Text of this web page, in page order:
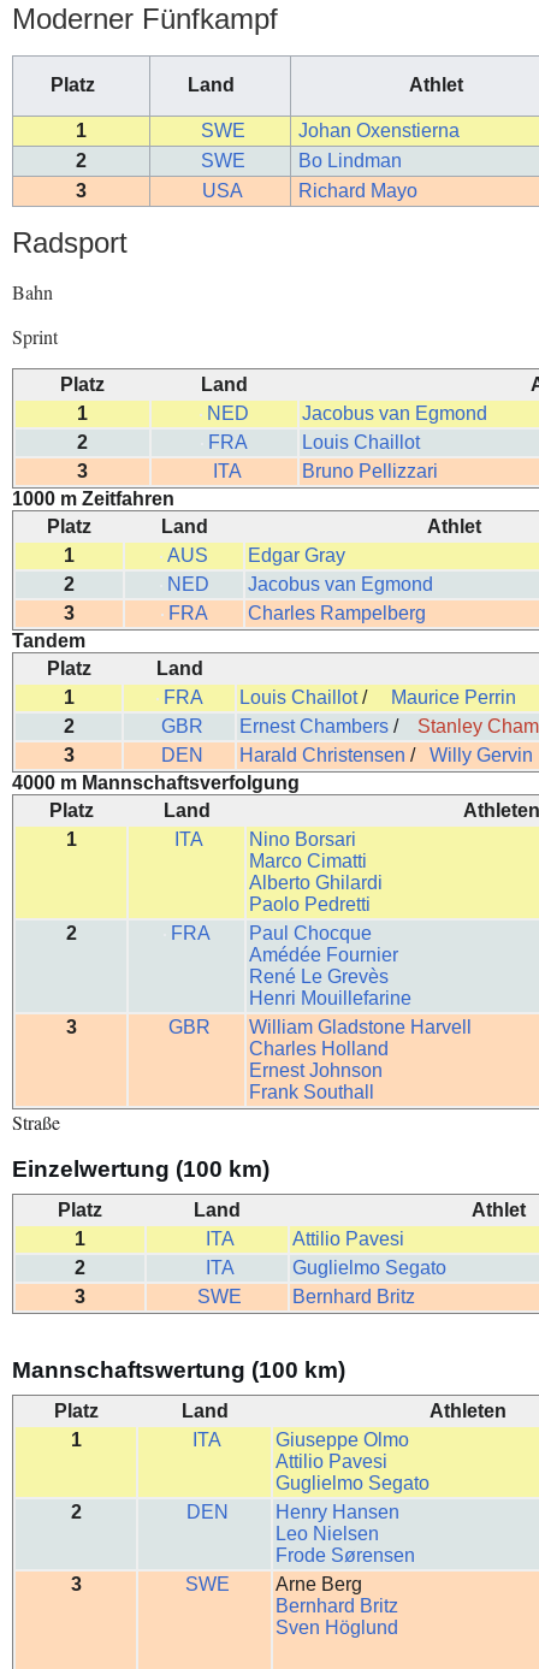
Moderner Fünfkampf
Platz Land Athlet
1 SWE
Johan Oxenstierna
2
SWE
Bo Lindman
3
USA Richard Mayo
Radsport
Bahn
Sprint
Platz Land
1
NED
Jacobus van Egmond
2
FRA
Louis Chaillot
3
ITA
Bruno Pellizzari
1000 m Zeitfahren
Platz
Land
Athlet
1
AUS
Edgar Gray
2
NED
Jacobus van Egmond
3
FRA
Charles Rampelberg
Tandem
Platz
Land
1
FRA Louis Chaillot/
Maurice Perrin
2
GBR Ernest Chambers / Stanley
3
DEN Harald Christensen / Willy Gervin
4000 m Mannschaftsverfolgung
Platz
Land
Athleten
1
ITA
Nino Borsari
Marco Cimatti
Alberto Ghilardi
Paolo Pedretti
2
FRA
Paul Chocque
Amédée Fournier
René Le Grevès
Henri Mouillefarine
3
GBR
William Gladstone Harvell
Charles Holland
Ernest Johnson
Frank Southall
Straße
Einzelwertung (100 km)
Platz Land
Athlet
1
ITA
Attilio Pavesi
2
ITA
Guglielmo Segato
3
SWE Bernhard Britz
Mannschaftswertung (100 km)
Platz Land
Athleten
1
ITA
Giuseppe Olmo
Attilio Pavesi
Guglielmo Segato
2
DEN
Henry Hansen
Leo Nielsen
Frode Sørensen
3
SWE
Arne Berg
Bernhard Britz
Sven Höglund